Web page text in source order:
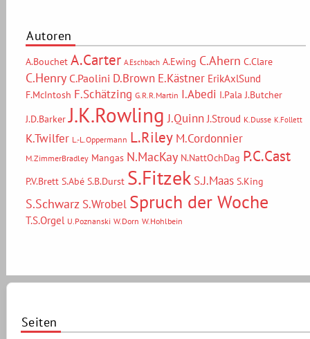
Autoren
A.Bouchet A.Carter A.Eschbach A.Ewing C.Ahern C.Clare
C.Henry C.Paolini D.Brown E.Kästner ErikAxlSund
F.McIntosh F.Schätzing G.R.R.Martin I.Abedi I.Pala J.Butcher
J.D.Barker J.K.Rowling J.Quinn J.Stroud K.Dusse K.Follett
K.Twilfer L.-L.Oppermann L.Riley M.Cordonnier
M.ZimmerBradley Mangas N.MacKay N.NattOchDag P.C.Cast
P.V.Brett S.Abé S.B.Durst S.Fitzek S.J.Maas S.King
S.Schwarz S.Wrobel Spruch der Woche
T.S.Orgel U.Poznanski W.Dorn W.Hohlbein
Seiten